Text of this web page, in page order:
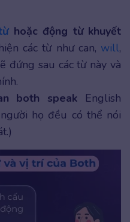
hoặc động từ khuyết
các từ như can, will,
đứng sau các từ này và
both speak English
họ đều có thể nói